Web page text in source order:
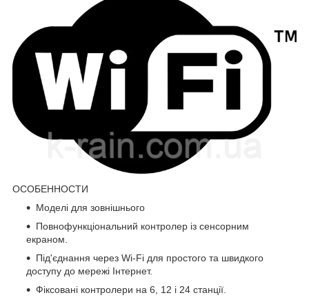
ОСОБЕННОСТИ
Моделі для зовнішнього
Повнофункціональний контролер із сенсорним
екраном.
Під'єднання через Wi-Fi для простого та швидкого
доступу до мережі Інтернет.
Фіксовані контролери на 6, 12 і 24 станції.